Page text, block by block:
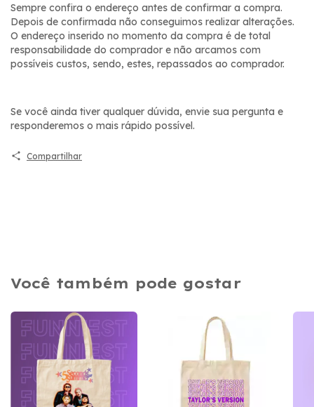
Sempre confira o endereço antes de confirmar a compra.
Depois de confirmada não conseguimos realizar alterações.
O endereço inserido no momento da compra é de total
responsabilidade do comprador e não arcamos com
possíveis custos, sendo, estes, repassados ao comprador.
Se você ainda tiver qualquer dúvida, envie sua pergunta e
responderemos o mais rápido possível.
Compartilhar
Você também pode gostar